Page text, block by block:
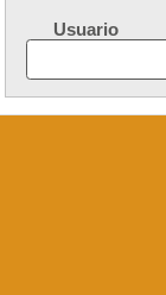
Usuario